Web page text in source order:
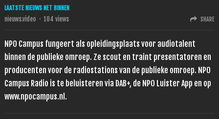
LAATSTE NIEUWS NET BINNEN
nieuws.video · 104 views SHARE
NPO Campus fungeert als opleidingsplaats voor audiotalent
binnen de publieke omroep. Ze scout en traint presentatoren en
producenten voor de radiostations van de publieke omroep. NPO
Campus Radio is te beluisteren via DAB+, de NPO Luister App en op
www.npocampus.nl.